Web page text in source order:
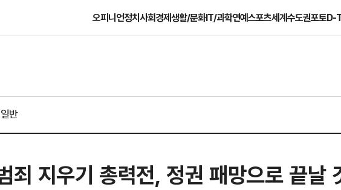
오피니언정치사회경제생활/문화IT/과학연예스포츠세계수도권포토D-
반
죄 지우기 총력전, 정권 패망으로 끝날